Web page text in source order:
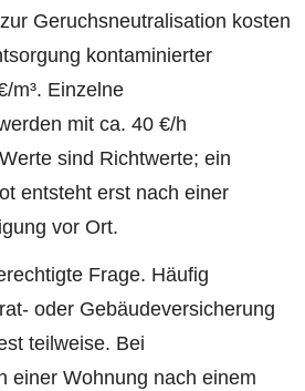
Geruchsneutralisation kosten
kontaminierter
m³. Einzelne
mit ca. 40 €/h
sind Richtwerte; ein
entsteht erst nach einer
vor Ort.
Frage. Häufig
oder Gebäudeversicherung
teilweise. Bei
einer Wohnung nach einem